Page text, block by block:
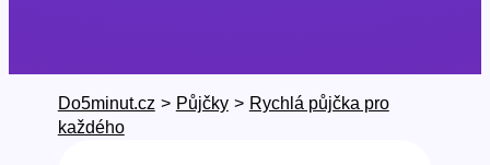
Do5minut.cz > Půjčky > Rychlá půjčka pro
každého